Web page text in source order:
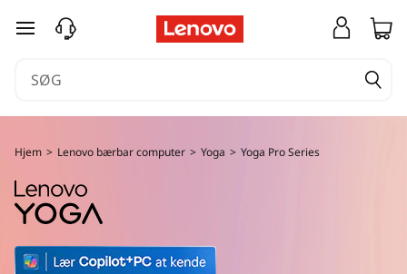
v
o
Y
spring til hovedindhold
Hjem > Lenovo bærbar computer > Yoga > Yoga Pro Series